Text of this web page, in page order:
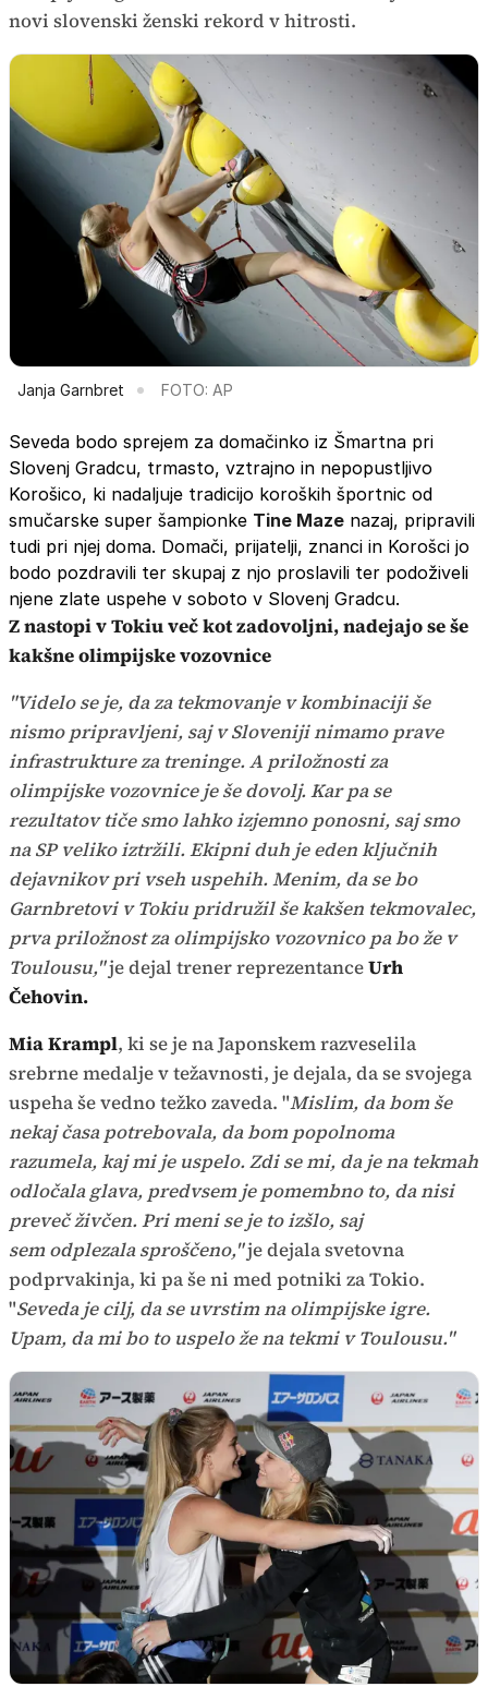
novi slovenski ženski rekord v hitrosti.
Janja Garnbret FOTO: AP
Seveda bodo sprejem za domačinko iz Šmartna pri
Slovenj Gradcu, trmasto, vztrajno in nepopustljivo
Korošico, ki nadaljuje tradicijo koroških športnic od
smučarske super šampionke Tine Maze nazaj, pripravili
tudi pri njej doma. Domači, prijatelji, znanci in Korošci jo
bodo pozdravili ter skupaj z njo proslavili ter podoživeli
njene zlate uspehe v soboto v Slovenj Gradcu.
Z nastopi v Tokiu več kot zadovoljni, nadejajo se še
kakšne olimpijske vozovnice
"Videlo se je, da za tekmovanje v kombinaciji še
nismo pripravljeni, saj v Sloveniji nimamo prave
infrastrukture za treninge. A priložnosti za
olimpijske vozovnice je še dovolj. Kar pa se
rezultatov tiče smo lahko izjemno ponosni, saj smo
na SP veliko iztržili. Ekipni duh je eden ključnih
dejavnikov pri vseh uspehih. Menim, da se bo
Garnbretovi v Tokiu pridružil še kakšen tekmovalec,
prva priložnost za olimpijsko vozovnico pa bo že v
Toulousu,"je dejal trener reprezentanceUrh
Čehovin.
Mia Krampl, ki se je na Japonskem razveselila
srebrne medalje v težavnosti, je dejala, da se svojega
uspeha še vedno težko zaveda. "Mislim, da bom še
nekaj časa potrebovala, da bom popolnoma
razumela, kaj mi je uspelo. Zdi se mi, da je na tekmah
odločala glava, predvsem je pomembno to, da nisi
preveč živčen. Pri meni se je to izšlo, saj
sem odplezala sproščeno,"je dejala svetovna
podprvakinja, ki pa še ni med potniki za Tokio.
"Seveda je cilj, da se uvrstim na olimpijske igre.
Upam, da mi bo to uspelo že na tekmi v Toulousu."